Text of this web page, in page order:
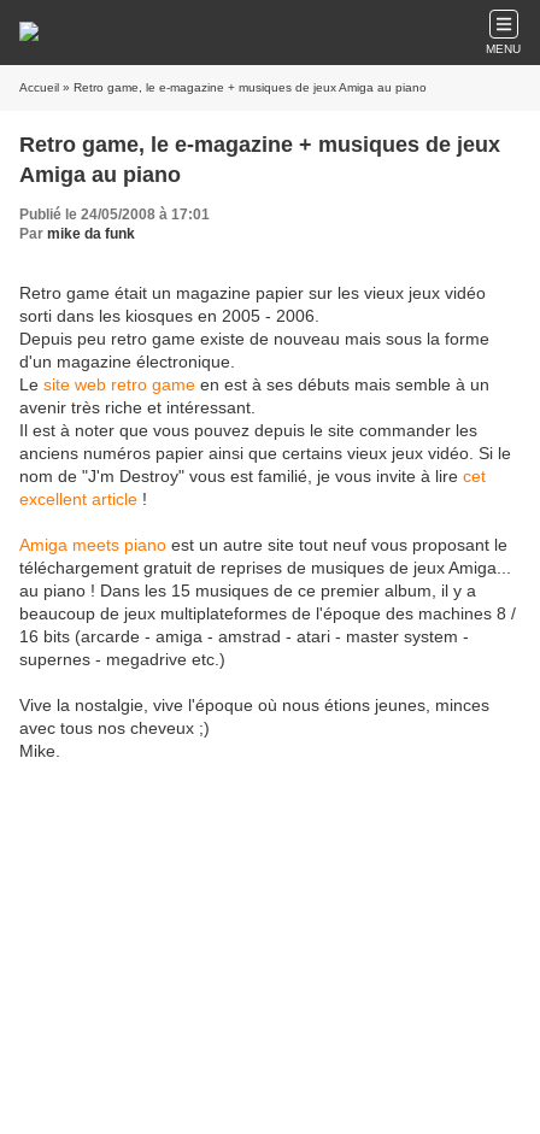
MENU
Accueil » Retro game, le e-magazine + musiques de jeux Amiga au piano
Retro game, le e-magazine + musiques de jeux
Amiga au piano
Publié le 24/05/2008 à 17:01
Par mike da funk
Retro game était un magazine papier sur les vieux jeux vidéo
sorti dans les kiosques en 2005 - 2006.
Depuis peu retro game existe de nouveau mais sous la forme
d'un magazine électronique.
Le site web retro game en est à ses débuts mais semble à un
avenir très riche et intéressant.
Il est à noter que vous pouvez depuis le site commander les
anciens numéros papier ainsi que certains vieux jeux vidéo. Si le
nom de "J'm Destroy" vous est familié, je vous invite à lire cet
excellent article !
Amiga meets piano est un autre site tout neuf vous proposant le
téléchargement gratuit de reprises de musiques de jeux Amiga...
au piano ! Dans les 15 musiques de ce premier album, il y a
beaucoup de jeux multiplateformes de l'époque des machines 8 /
16 bits (arcarde - amiga - amstrad - atari - master system -
supernes - megadrive etc.)
Vive la nostalgie, vive l'époque où nous étions jeunes, minces
avec tous nos cheveux ;)
Mike.